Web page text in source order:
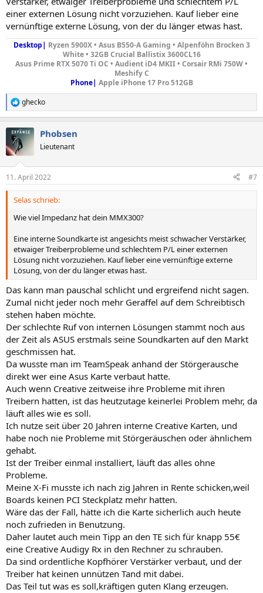
einer externen Lösung nicht vorzuziehen. Kauf lieber eine
vernünftige externe Lösung, von der du länger etwas hast.
Desktop| Ryzen 5900X • Asus B550-A Gaming • Alpenföhn Brocken 3
White • 32GB Crucial Ballistix 3600CL16
Asus Prime RTX 5070 Ti OC • Audient iD4 MKII • Corsair RMi 750W •
Meshify C
Phone| Apple iPhone 17 Pro 512GB
R
e
k
t
i
e
n
ghecko
Phobsen
Lieutenant
11. April 2022 #7
Selas schrieb:
Wie viel Impedanz hat dein MMX300?
Eine interne Soundkarte ist angesichts meist schwacher Verstärker,
etwaiger Treiberprobleme und schlechtem P/L einer externen
Lösung nicht vorzuziehen. Kauf lieber eine vernünftige externe
Lösung, von der du länger etwas hast.
Das kann man pauschal schlicht und ergreifend nicht sagen.
Zumal nicht jeder noch mehr Geraffel auf dem Schreibtisch
stehen haben möchte.
Der schlechte Ruf von internen Lösungen stammt noch aus
der Zeit als ASUS erstmals seine Soundkarten auf den Markt
geschmissen hat.
Da wusste man im TeamSpeak anhand der Störgerausche
direkt wer eine Asus Karte verbaut hatte.
Auch wenn Creative zeitweise ihre Probleme mit ihren
Treibern hatten, ist das heutzutage keinerlei Problem mehr, da
läuft alles wie es soll.
Ich nutze seit über 20 Jahren interne Creative Karten, und
habe noch nie Probleme mit Störgeräuschen oder ähnlichem
gehabt.
Ist der Treiber einmal installiert, läuft das alles ohne
Probleme.
Meine X-Fi musste ich nach zig Jahren in Rente schicken,weil
Boards keinen PCI Steckplatz mehr hatten.
Wäre das der Fall, hätte ich die Karte sicherlich auch heute
noch zufrieden in Benutzung.
Daher lautet auch mein Tipp an den TE sich für knapp 55€
eine Creative Audigy Rx in den Rechner zu schrauben.
Da sind ordentliche Kopfhörer Verstärker verbaut, und der
Treiber hat keinen unnützen Tand mit dabei.
Das Teil tut was es soll,kräftigen guten Klang erzeugen.